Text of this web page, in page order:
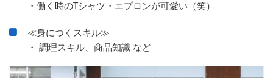
・働く時のTシャツ・エプロンが可愛い（笑）
≪身につくスキル≫
・ 調理スキル、商品知識 など